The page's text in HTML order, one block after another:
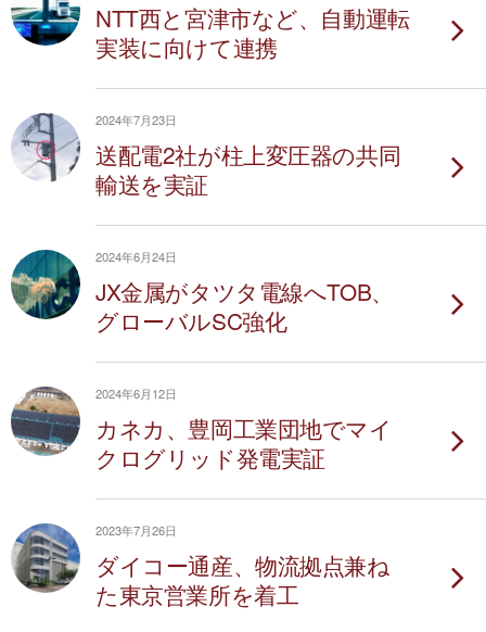
NTT西と宮津市など、自動運転
実装に向けて連携
2024年7月23日
送配電2社が柱上変圧器の共同
輸送を実証
2024年6月24日
JX金属がタツタ電線へTOB、
グローバルSC強化
2024年6月12日
カネカ、豊岡工業団地でマイ
クログリッド発電実証
2023年7月26日
ダイコー通産、物流拠点兼ね
た東京営業所を着工